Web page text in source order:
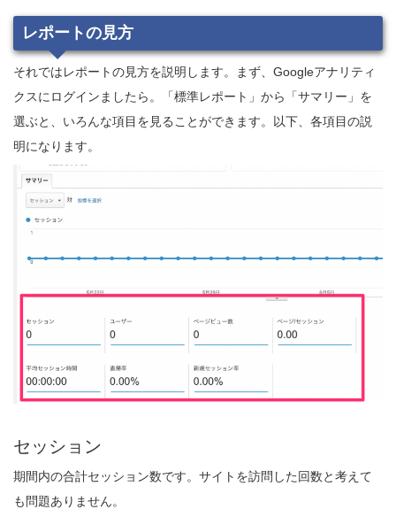
レポートの見方
それではレポートの見方を説明します。まず、Googleアナリティ
クスにログインましたら。「標準レポート」から「サマリー」を
選ぶと、いろんな項目を見ることができます。以下、各項目の説
明になります。
セッション
期間内の合計セッション数です。サイトを訪問した回数と考えて
も問題ありません。